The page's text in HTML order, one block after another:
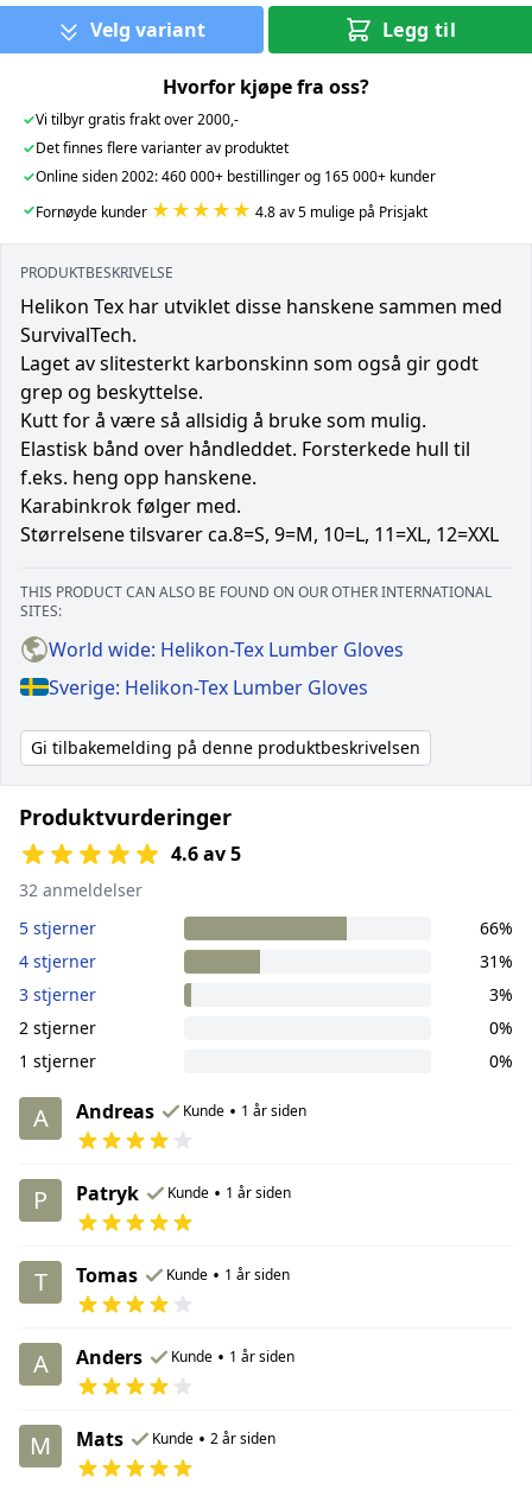
Velg variant Legg til
Hvorfor kjøpe fra oss?
✓Vi tilbyr gratis frakt over 2000,-
✓Det finnes flere varianter av produktet
✓Online siden 2002: 460 000+ bestillinger og 165 000+ kunder
✓Fornøyde kunder ★★★★★ 4.8 av 5 mulige på Prisjakt
PRODUKTBESKRIVELSE
Helikon Tex har utviklet disse hanskene sammen med
SurvivalTech.
Laget av slitesterkt karbonskinn som også gir godt
grep og beskyttelse.
Kutt for å være så allsidig å bruke som mulig.
Elastisk bånd over håndleddet. Forsterkede hull til
f.eks. heng opp hanskene.
Karabinkrok følger med.
Størrelsene tilsvarer ca.8=S, 9=M, 10=L, 11=XL, 12=XXL
THIS PRODUCT CAN ALSO BE FOUND ON OUR OTHER INTERNATIONAL
SITES:
World wide: Helikon-Tex Lumber Gloves
Sverige: Helikon-Tex Lumber Gloves
Gi tilbakemelding på denne produktbeskrivelsen
Produktvurderinger
4.6 av 5
32 anmeldelser
5 stjerner
66%
4 stjerner
31%
3 stjerner
3%
2 stjerner
0%
1 stjerner
0%
A Andreas Kunde • 1 år siden
P Patryk Kunde • 1 år siden
T Tomas Kunde • 1 år siden
A Anders Kunde • 1 år siden
M Mats Kunde • 2 år siden